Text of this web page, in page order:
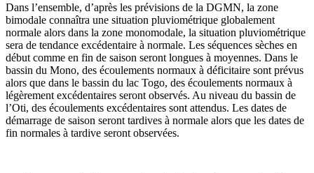
Dans l’ensemble, d’après les prévisions de la DGMN, la zone
bimodale connaîtra une situation pluviométrique globalement
normale alors dans la zone monomodale, la situation pluviométrique
sera de tendance excédentaire à normale. Les séquences sèches en
début comme en fin de saison seront longues à moyennes. Dans le
bassin du Mono, des écoulements normaux à déficitaire sont prévus
alors que dans le bassin du lac Togo, des écoulements normaux à
légèrement excédentaires seront observés. Au niveau du bassin de
l’Oti, des écoulements excédentaires sont attendus. Les dates de
démarrage de saison seront tardives à normale alors que les dates de
fin normales à tardive seront observées.